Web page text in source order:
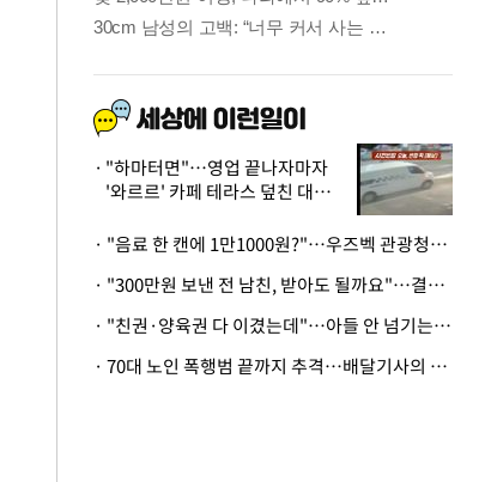
"하마터면"…영업 끝나자마자
'와르르' 카페 테라스 덮친 대리
· "음료 한 캔에 1만1000원?"…우즈벡 관광청까지 나섰다, 유튜버 폭로 후폭풍
· "300만원 보낸 전 남친, 받아도 될까요"…결혼 앞둔 예비신부의 뜻밖 고충
· "친권·양육권 다 이겼는데"…아들 안 넘기는 아내에 '강제집행' 가능할까
· 70대 노인 폭행범 끝까지 추격…배달기사의 용기, 추가 피해 막았다